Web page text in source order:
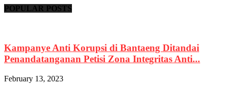
POPULAR POSTS
Kampanye Anti Korupsi di Bantaeng Ditandai
Penandatanganan Petisi Zona Integritas Anti...
February 13, 2023